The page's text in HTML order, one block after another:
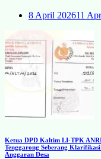
8 April 202611
Ketua DPD Kaltim LI-TPK
Tenggarong Seberang
Anggaran Desa